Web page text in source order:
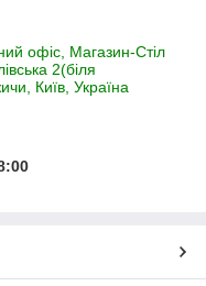
офіс, Магазин-Стіл
2(біля
Київ, Україна